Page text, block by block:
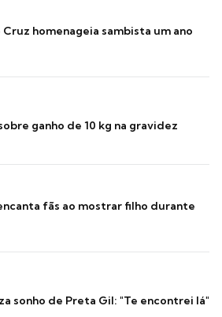
homenageia sambista um ano
ganho de 10 kg na gravidez
fãs ao mostrar filho durante
sonho de Preta Gil: "Te encontrei lá"